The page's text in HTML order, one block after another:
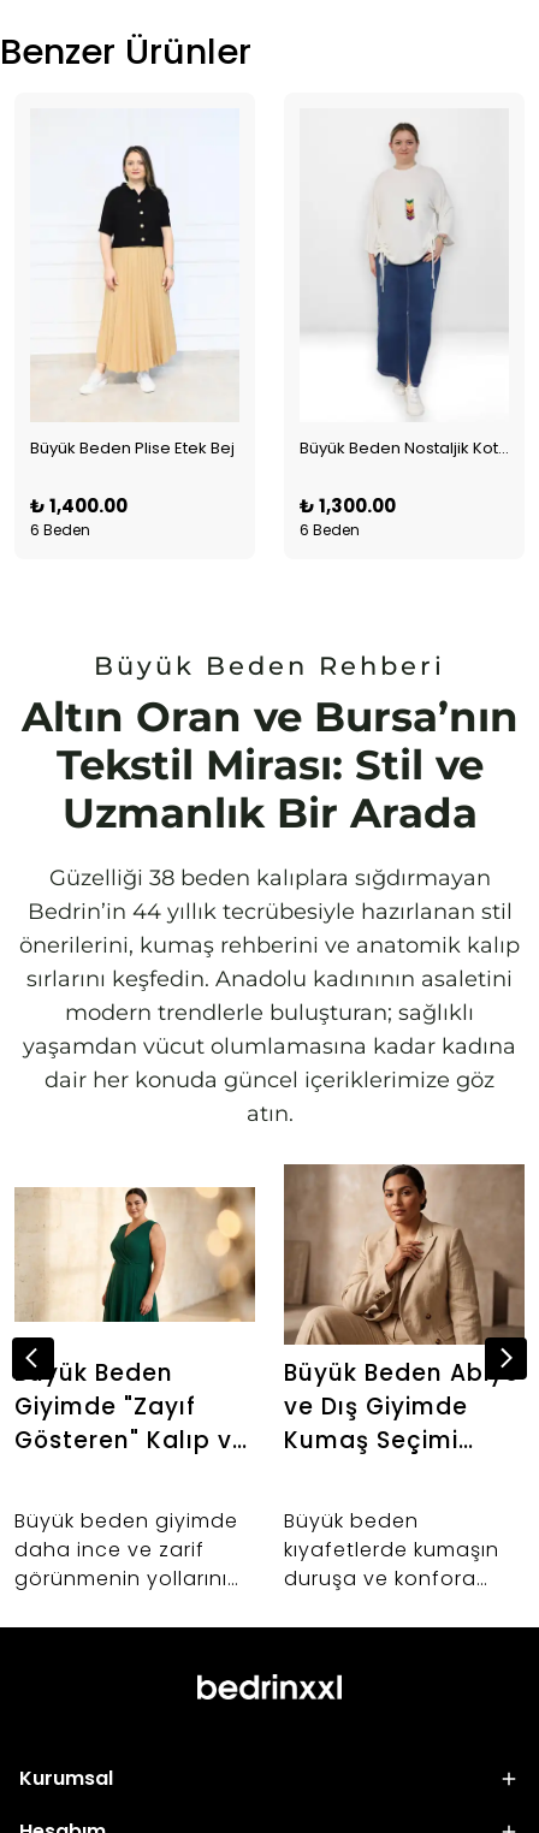
Benzer Ürünler
Büyük Beden Plise Etek Bej
₺ 1,400.00
6 Beden
Büyük Beden Nostaljik Kot Etek
₺ 1,300.00
6 Beden
Büyük Beden Rehberi
Altın Oran ve Bursa’nın
Tekstil Mirası: Stil ve
Uzmanlık Bir Arada
Güzelliği 38 beden kalıplara sığdırmayan
Bedrin’in 44 yıllık tecrübesiyle hazırlanan stil
önerilerini, kumaş rehberini ve anatomik kalıp
sırlarını keşfedin. Anadolu kadınının asaletini
modern trendlerle buluşturan; sağlıklı
yaşamdan vücut olumlamasına kadar kadına
dair her konuda güncel içeriklerimize göz
atın.
Büyük Beden
Giyimde "Zayıf
Gösteren" Kalıp ve
Oranı Keşfedin
Büyük beden giyimde
daha ince ve zarif
görünmenin yollarını
arası kadınlar için
uygun kalıp uzmanlığı,
felsefesi.
Büyük Beden Abiye
ve Dış Giyimde
Kumaş Seçimi
Büyük beden
kıyafetlerde kumaşın
duruşa ve konfora
takım ve dış giyim
kurtaracak kumaş
Kurumsal